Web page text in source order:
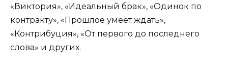
«Виктория», «Идеальный брак», «Одинок по
контракту», «Прошлое умеет ждать»,
«Контрибуция», «От первого до последнего
слова» и других.